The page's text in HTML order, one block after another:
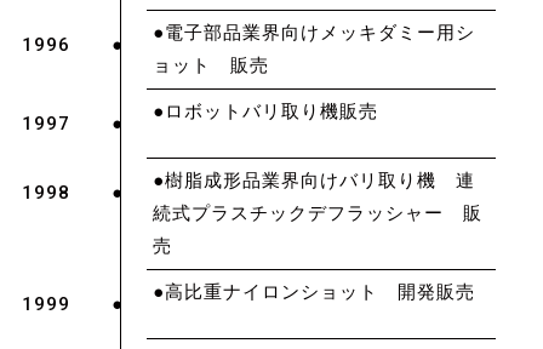
1996
●電子部品業界向けメッキダミー用シ
ョット 販売
1997
●ロボットバリ取り機販売
1998
●樹脂成形品業界向けバリ取り機 連
続式プラスチックデフラッシャー 販
売
1999
●高比重ナイロンショット 開発販売